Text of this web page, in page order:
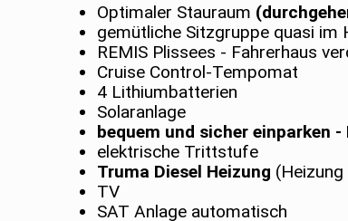
Optimaler Stauraum
gemütliche Sitzgruppe quasi im
REMIS Plissees - Fahrerhaus
Cruise Control-Tempomat
4 Lithiumbatterien
Solaranlage
bequem und sicher einparken
elektrische Trittstufe
Truma Diesel Heizung
TV
SAT Anlage automatisch